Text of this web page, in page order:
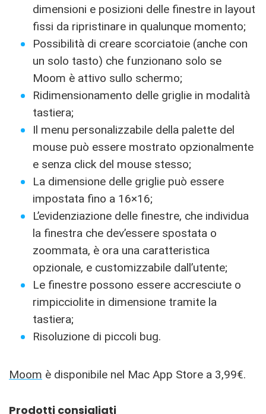
dimensioni e posizioni delle finestre in layout
fissi da ripristinare in qualunque momento;
Possibilità di creare scorciatoie (anche con
un solo tasto) che funzionano solo se
Moom è attivo sullo schermo;
Ridimensionamento delle griglie in modalità
tastiera;
Il menu personalizzabile della palette del
mouse può essere mostrato opzionalmente
e senza click del mouse stesso;
La dimensione delle griglie può essere
impostata fino a 16×16;
L’evidenziazione delle finestre, che individua
la finestra che dev’essere spostata o
zoommata, è ora una caratteristica
opzionale, e customizzabile dall’utente;
Le finestre possono essere accresciute o
rimpicciolite in dimensione tramite la
tastiera;
Risoluzione di piccoli bug.
Moom è disponibile nel Mac App Store a 3,99€.
Prodotti consigliati